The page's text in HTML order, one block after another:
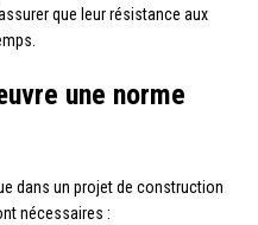
que leur résistance aux
une norme
dans un projet de construction
nécessaires :